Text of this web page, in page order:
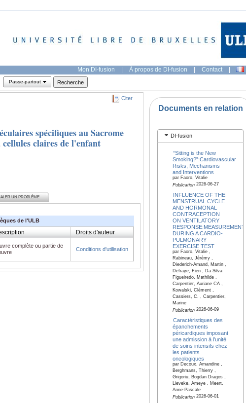
Mon DI-fusion | À propos de DI-fusion | Contact |
Passe-partout
Citer
spécifiques au Sacrome
claires de l'enfant
UN PROBLÈME
de l'ULB
Droits d'auteur
complète ou partie de
Conditions d'utilisation
Documents en relation
DI-fusion
“Sitting is the New
Smoking?”:Cardiovascular
Risks, Mechanisms
and Interventions
par Faoro, Vitalie
Publication2026-06-27
INFLUENCE OF THE
MENSTRUAL CYCLE
AND HORMONAL
CONTRACEPTION
ON VENTILATORY
RESPONSE:MEASUREMENTS
DURING A CARDIO-
PULMONARY
EXERCISE TEST
par Faoro, Vitalie ,
Rabineau, Jérémy ,
Diederich-Amand, Martin ,
Defraye, Fien , Da Silva
Figueiredo, Mathilde ,
Carpentier, Auriane CA ,
Kowalski, Clément ,
Cassiers, C. , Carpentier,
Marine
Publication2026-06-09
Caractéristiques des
épanchements
péricardiques imposant
une admission à l’unité
de soins intensifs chez
les patients
oncologiques
par Decoux, Amandine ,
Berghmans, Thierry ,
Grigoriu, Bogdan Dragos ,
Lieveke, Ameye , Meert,
Anne-Pascale
Publication2026-06-01